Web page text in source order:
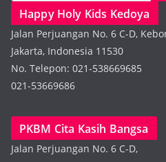
Happy Holy Kids Kedoya
Jalan Perjuangan No. 6 C-D,
Jakarta, Indonesia 11530
No. Telepon: 021-538669685
021-53669686
PKBM Cita Kasih Bangsa
Jalan Perjuangan No. 6 C-D,